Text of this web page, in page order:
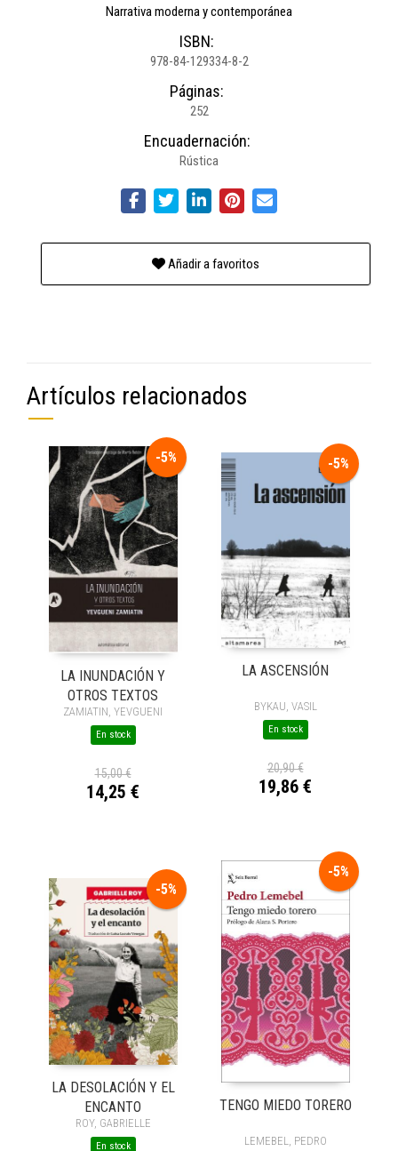
Narrativa moderna y contemporánea
ISBN:
978-84-129334-8-2
Páginas:
252
Encuadernación:
Rústica
Añadir a favoritos
Artículos relacionados
-5%
LA INUNDACIÓN Y
OTROS TEXTOS
ZAMIATIN, YEVGUENI
En stock
15,00 €
14,25 €
-5%
LA ASCENSIÓN
BYKAU, VASIL
En stock
20,90 €
19,86 €
-5%
LA DESOLACIÓN Y EL
ENCANTO
ROY, GABRIELLE
En stock
-5%
TENGO MIEDO TORERO
LEMEBEL, PEDRO